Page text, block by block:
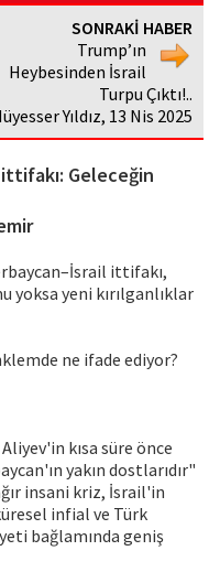
SONRAKİ HABER
Trump’ın
Heybesinden İsrail
Turpu Çıktı!..
Yıldız, 13 Nis 2025
Geleceğin
ittifakı,
yeni kırılganlıklar
ne ifade ediyor?
kısa süre önce
yakın dostlarıdır"
insani kriz, İsrail'in
infial ve Türk
bağlamında geniş